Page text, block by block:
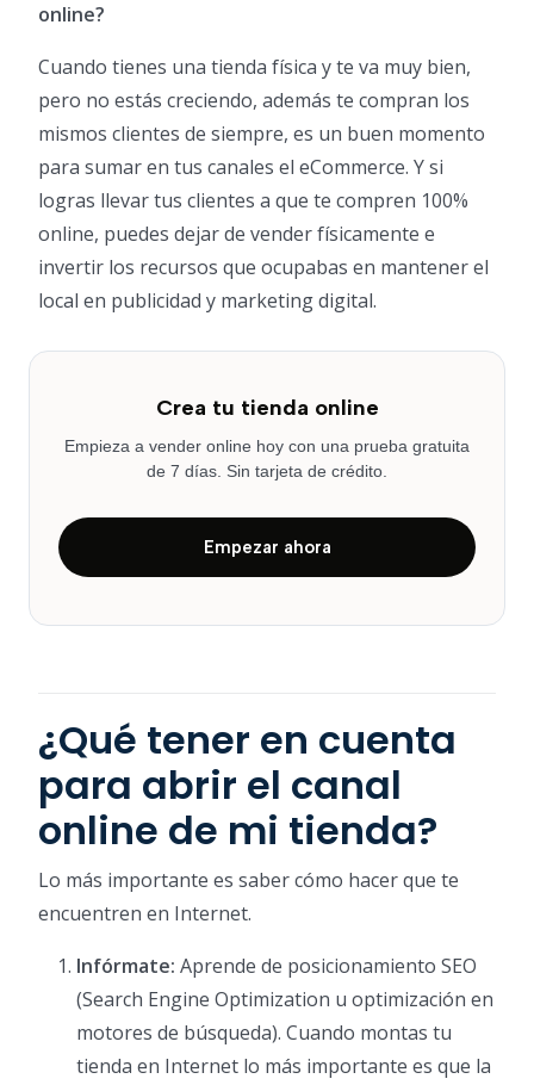
online?
Cuando tienes una tienda física y te va muy bien,
pero no estás creciendo, además te compran los
mismos clientes de siempre, es un buen momento
para sumar en tus canales el eCommerce. Y si
logras llevar tus clientes a que te compren 100%
online, puedes dejar de vender físicamente e
invertir los recursos que ocupabas en mantener el
local en publicidad y marketing digital.
Crea tu tienda online
Empieza a vender online hoy con una prueba gratuita
de 7 días. Sin tarjeta de crédito.
Empezar ahora
¿Qué tener en cuenta
para abrir el canal
online de mi tienda?
Lo más importante es saber cómo hacer que te
encuentren en Internet.
Infórmate: Aprende de posicionamiento SEO
(Search Engine Optimization u optimización en
motores de búsqueda). Cuando montas tu
tienda en Internet lo más importante es que la